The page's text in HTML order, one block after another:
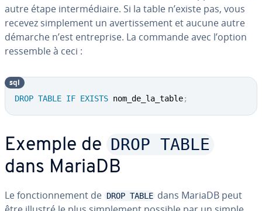
autre étape in­ter­mé­diaire. Si la table n’existe pas, vous
recevez sim­ple­ment un aver­tis­se­ment et aucune autre
démarche n’est en­tre­prise. La commande avec l’option
ressemble à ceci :
DROP TABLE IF EXISTS nom_de_la_table;
sql
Exemple de DROP TABLE
dans MariaDB
Le fonc­tion­ne­ment de DROP TABLE dans MariaDB peut